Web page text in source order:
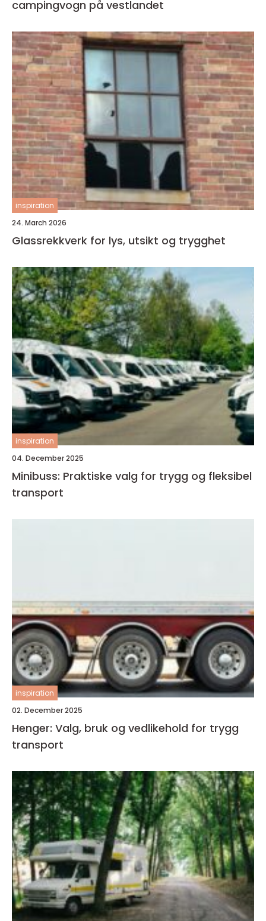
campingvogn på vestlandet
inspiration
24. March 2026
Glassrekkverk for lys, utsikt og trygghet
inspiration
04. December 2025
Minibuss: Praktiske valg for trygg og fleksibel
transport
inspiration
02. December 2025
Henger: Valg, bruk og vedlikehold for trygg
transport